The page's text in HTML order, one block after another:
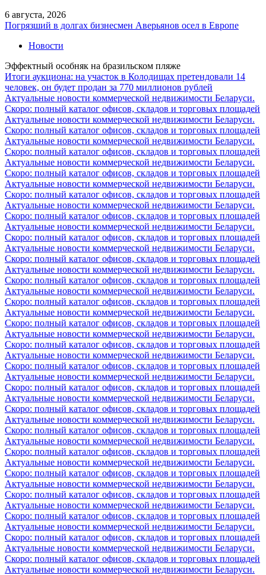
6 августа, 2026
Погрязший в долгах бизнесмен Аверьянов осел в Европе
Новости
Эффектный особняк на бразильском пляже
Итоги аукциона: на участок в Колодищах претендовали 14
человек, он будет продан за 770 миллионов рублей
Актуальные новости коммерческой недвижимости Беларуси.
Скоро: полный каталог офисов, складов и торговых площадей
Актуальные новости коммерческой недвижимости Беларуси.
Скоро: полный каталог офисов, складов и торговых площадей
Актуальные новости коммерческой недвижимости Беларуси.
Скоро: полный каталог офисов, складов и торговых площадей
Актуальные новости коммерческой недвижимости Беларуси.
Скоро: полный каталог офисов, складов и торговых площадей
Актуальные новости коммерческой недвижимости Беларуси.
Скоро: полный каталог офисов, складов и торговых площадей
Актуальные новости коммерческой недвижимости Беларуси.
Скоро: полный каталог офисов, складов и торговых площадей
Актуальные новости коммерческой недвижимости Беларуси.
Скоро: полный каталог офисов, складов и торговых площадей
Актуальные новости коммерческой недвижимости Беларуси.
Скоро: полный каталог офисов, складов и торговых площадей
Актуальные новости коммерческой недвижимости Беларуси.
Скоро: полный каталог офисов, складов и торговых площадей
Актуальные новости коммерческой недвижимости Беларуси.
Скоро: полный каталог офисов, складов и торговых площадей
Актуальные новости коммерческой недвижимости Беларуси.
Скоро: полный каталог офисов, складов и торговых площадей
Актуальные новости коммерческой недвижимости Беларуси.
Скоро: полный каталог офисов, складов и торговых площадей
Актуальные новости коммерческой недвижимости Беларуси.
Скоро: полный каталог офисов, складов и торговых площадей
Актуальные новости коммерческой недвижимости Беларуси.
Скоро: полный каталог офисов, складов и торговых площадей
Актуальные новости коммерческой недвижимости Беларуси.
Скоро: полный каталог офисов, складов и торговых площадей
Актуальные новости коммерческой недвижимости Беларуси.
Скоро: полный каталог офисов, складов и торговых площадей
Актуальные новости коммерческой недвижимости Беларуси.
Скоро: полный каталог офисов, складов и торговых площадей
Актуальные новости коммерческой недвижимости Беларуси.
Скоро: полный каталог офисов, складов и торговых площадей
Актуальные новости коммерческой недвижимости Беларуси.
Скоро: полный каталог офисов, складов и торговых площадей
Актуальные новости коммерческой недвижимости Беларуси.
Скоро: полный каталог офисов, складов и торговых площадей
Актуальные новости коммерческой недвижимости Беларуси.
Скоро: полный каталог офисов, складов и торговых площадей
Актуальные новости коммерческой недвижимости Беларуси.
Скоро: полный каталог офисов, складов и торговых площадей
Актуальные новости коммерческой недвижимости Беларуси.